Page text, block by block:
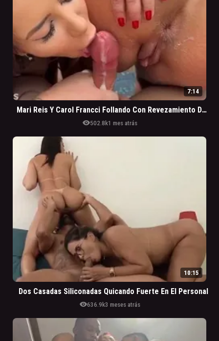
7:14
Mari Reis Y Carol Francci Follando Con Revezamiento De Sentada
visibility502.8k1 mes atrás
10:15
Dos Casadas Siliconadas Quicando Fuerte En El Personal
visibility636.9k3 meses atrás